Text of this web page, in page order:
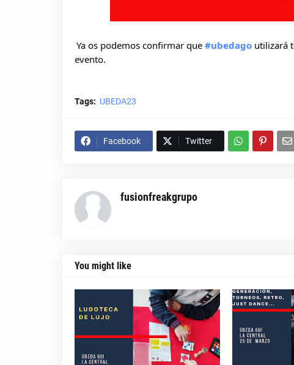
Ya os podemos confirmar que #ubedago utilizará
evento.
Tags: UBEDA23
Facebook Twitter
fusionfreakgrupo
You might like